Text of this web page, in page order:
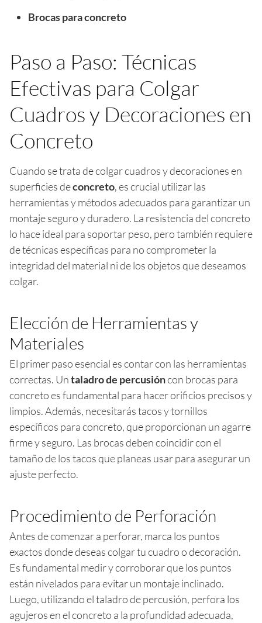
Brocas para concreto
Paso a Paso: Técnicas
Efectivas para Colgar
Cuadros y Decoraciones en
Concreto
Cuando se trata de colgar cuadros y decoraciones en
superficies deconcreto, es crucial utilizar las
herramientas y métodos adecuados para garantizar un
montaje seguro y duradero. La resistencia del concreto
lo hace ideal para soportar peso, pero también requiere
de técnicas específicas para no comprometer la
integridad del material ni de los objetos que deseamos
colgar.
Elección de Herramientas y
Materiales
El primer paso esencial es contar con las herramientas
correctas. Untaladro de percusióncon brocas para
concreto es fundamental para hacer orificios precisos y
limpios. Además, necesitarás tacos y tornillos
específicos para concreto, que proporcionan un agarre
firme y seguro. Las brocas deben coincidir con el
tamaño de los tacos que planeas usar para asegurar un
ajuste perfecto.
Procedimiento de Perforación
Antes de comenzar a perforar, marca los puntos
exactos donde deseas colgar tu cuadro o decoración.
Es fundamental medir y corroborar que los puntos
están nivelados para evitar un montaje inclinado.
Luego, utilizando el taladro de percusión, perfora los
agujeros en el concreto a la profundidad adecuada,